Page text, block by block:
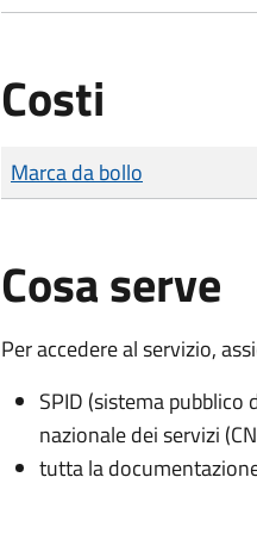
Costi
Tipo di pagamento
Importo
Marca da bollo
Cosa serve
Per accedere al servizio,
SPID (sistema pubblico
nazionale dei servizi
tutta la